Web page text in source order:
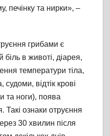
печінку та нирки», –
грибами є
біль в животі, діарея,
температури тіла,
відтік крові
та ноги), поява
Такі ознаки отруєння
30 хвилин після